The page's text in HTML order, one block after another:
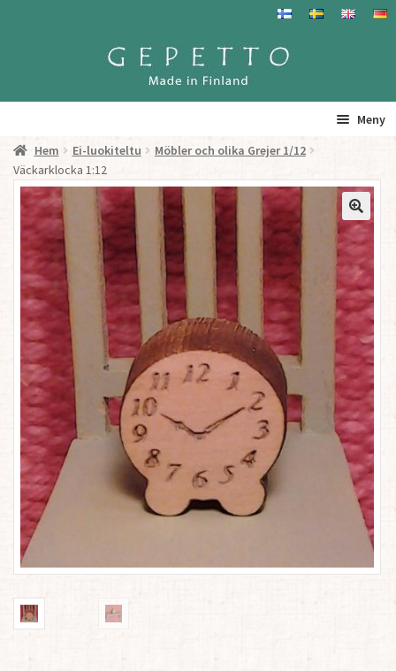
Hoppa
Hoppa
Meny
Hem
Produkter
Gepetto – Information
Återförsäljare
För Återförsäljare
Hem Ei-luokiteltu
Möbler och olika Grejer 1/12
Väckarklocka 1:12